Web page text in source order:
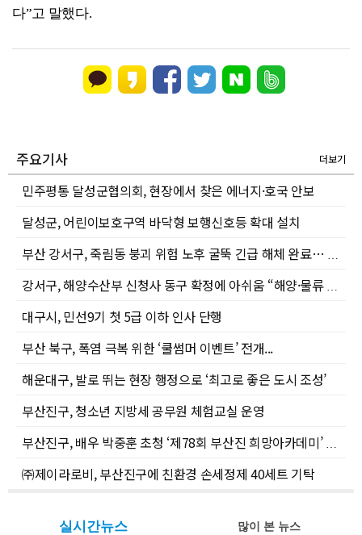
다”고 말했다.
주요기사 더보기
민주평통 달성군협의회, 현장에서 찾은 에너지·호국 안보
달성군, 어린이보호구역 바닥형 보행신호등 확대 설치
대구시, 민선9기 첫 5급 이하 인사 단행
부산 북구, 폭염 극복 위한 ‘쿨썸머 이벤트’ 전개...
해운대구, 발로 뛰는 현장 행정으로 ‘최고로 좋은 도시 조성’
부산진구, 청소년 지방세 공무원 체험교실 운영
㈜제이라로비, 부산진구에 친환경 손세정제 40세트 기탁
실시간뉴스 많이 본 뉴스